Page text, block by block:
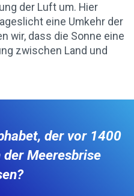
der Luft um. Hier
eine Umkehr der
wir, dass die Sonne eine
zwischen Land und
der vor 1400
Meeresbrise